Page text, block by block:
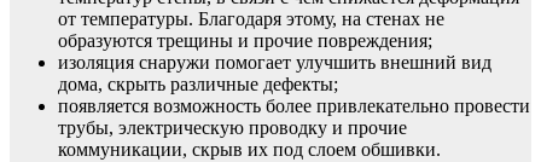
от температуры. Благодаря этому, на стенах не
образуются трещины и прочие повреждения;
изоляция снаружи помогает улучшить внешний вид
дома, скрыть различные дефекты;
появляется возможность более привлекательно провести
трубы, электрическую проводку и прочие
коммуникации, скрыв их под слоем обшивки.